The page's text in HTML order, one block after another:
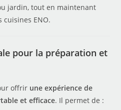
jardin, tout en maintenant
cuisines ENO.
pour la préparation et
offrir une expérience de
et efficace. Il permet de :